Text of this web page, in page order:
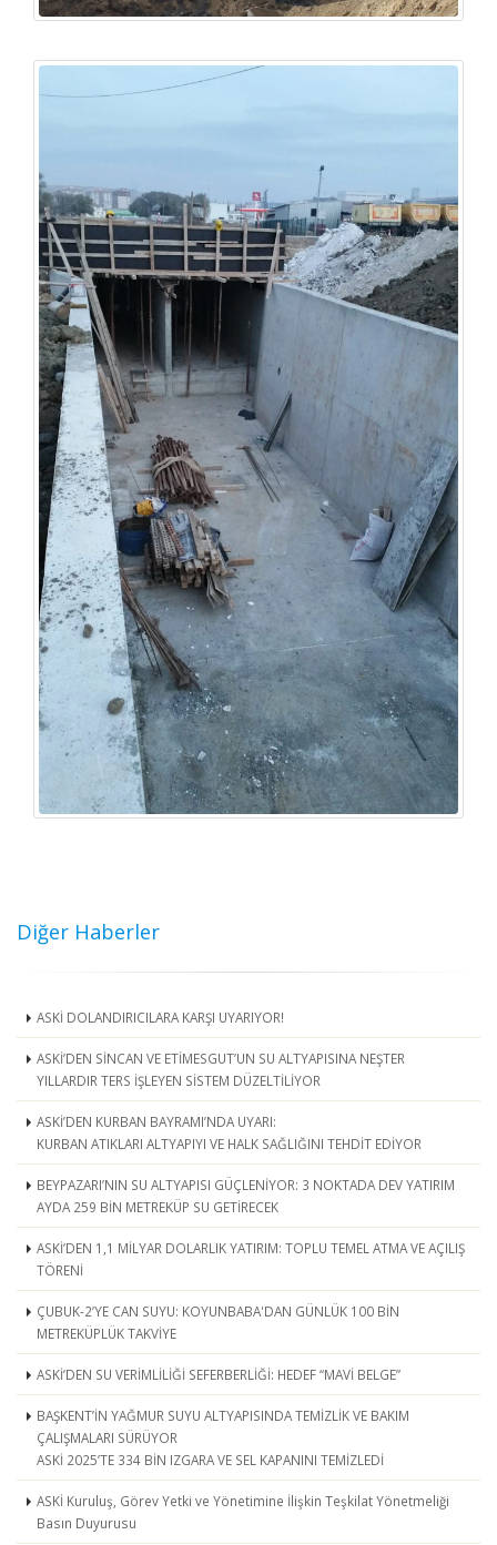
Diğer Haberler
ASKİ DOLANDIRICILARA KARŞI UYARIYOR!
ASKİ’DEN SİNCAN VE ETİMESGUT’UN SU ALTYAPISINA NEŞTER
YILLARDIR TERS İŞLEYEN SİSTEM DÜZELTİLİYOR
ASKİ’DEN KURBAN BAYRAMI’NDA UYARI:
KURBAN ATIKLARI ALTYAPIYI VE HALK SAĞLIĞINI TEHDİT EDİYOR
BEYPAZARI’NIN SU ALTYAPISI GÜÇLENİYOR: 3 NOKTADA DEV YATIRIM
AYDA 259 BİN METREKÜP SU GETİRECEK
ASKİ’DEN 1,1 MİLYAR DOLARLIK YATIRIM: TOPLU TEMEL ATMA VE AÇILIŞ
TÖRENİ
ÇUBUK-2’YE CAN SUYU: KOYUNBABA'DAN GÜNLÜK 100 BİN
METREKÜPLÜK TAKVİYE
ASKİ’DEN SU VERİMLİLİĞİ SEFERBERLİĞİ: HEDEF “MAVİ BELGE”
BAŞKENT’İN YAĞMUR SUYU ALTYAPISINDA TEMİZLİK VE BAKIM
ÇALIŞMALARI SÜRÜYOR
ASKİ 2025’TE 334 BİN IZGARA VE SEL KAPANINI TEMİZLEDİ
ASKİ Kuruluş, Görev Yetki ve Yönetimine İlişkin Teşkilat Yönetmeliği
Basın Duyurusu